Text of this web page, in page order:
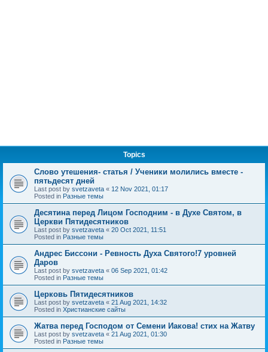
Topics
Слово утешения- статья / Ученики молились вместе -
пятьдесят дней
Last post by svetzaveta « 12 Nov 2021, 01:17
Posted in Разные темы
Десятина перед Лицом Господним - в Духе Святом, в
Церкви Пятидесятников
Last post by svetzaveta « 20 Oct 2021, 11:51
Posted in Разные темы
Андрес Биссони - Ревность Духа Святого!7 уровней
Даров
Last post by svetzaveta « 06 Sep 2021, 01:42
Posted in Разные темы
Церковь Пятидесятников
Last post by svetzaveta « 21 Aug 2021, 14:32
Posted in Христианские сайты
Жатва перед Господом от Семени Иакова! стих на Жатву
Last post by svetzaveta « 21 Aug 2021, 01:30
Posted in Разные темы